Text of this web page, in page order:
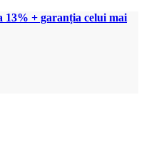
13% + garanția celui mai